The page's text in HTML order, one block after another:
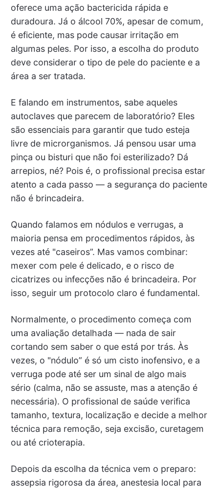
oferece uma ação bactericida rápida e
duradoura. Já o álcool 70%, apesar de comum,
é eficiente, mas pode causar irritação em
algumas peles. Por isso, a escolha do produto
deve considerar o tipo de pele do paciente e a
área a ser tratada.
E falando em instrumentos, sabe aqueles
autoclaves que parecem de laboratório? Eles
são essenciais para garantir que tudo esteja
livre de microrganismos. Já pensou usar uma
pinça ou bisturi que não foi esterilizado? Dá
arrepios, né? Pois é, o profissional precisa estar
atento a cada passo — a segurança do paciente
não é brincadeira.
Quando falamos em nódulos e verrugas, a
maioria pensa em procedimentos rápidos, às
vezes até "caseiros”. Mas vamos combinar:
mexer com pele é delicado, e o risco de
cicatrizes ou infecções não é brincadeira. Por
isso, seguir um protocolo claro é fundamental.
Normalmente, o procedimento começa com
uma avaliação detalhada — nada de sair
cortando sem saber o que está por trás. Às
vezes, o "nódulo” é só um cisto inofensivo, e a
verruga pode até ser um sinal de algo mais
sério (calma, não se assuste, mas a atenção é
necessária). O profissional de saúde verifica
tamanho, textura, localização e decide a melhor
técnica para remoção, seja excisão, curetagem
ou até crioterapia.
Depois da escolha da técnica vem o preparo:
assepsia rigorosa da área, anestesia local para